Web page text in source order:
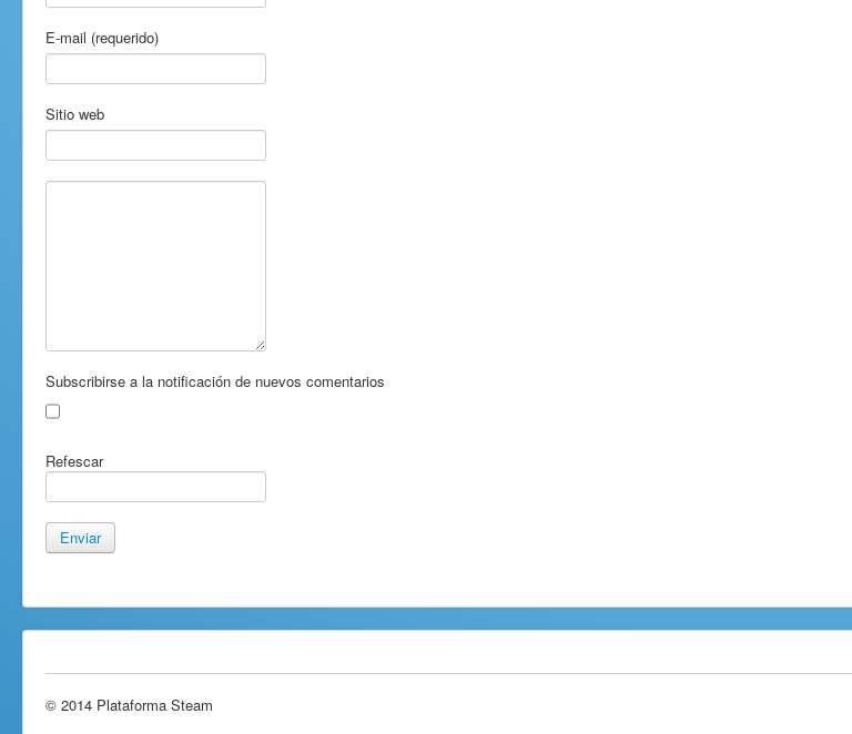
E-mail (requerido)
Sitio web
Subscribirse a la notificación de nuevos comentarios
Refescar
Enviar
© 2014 Plataforma Steam